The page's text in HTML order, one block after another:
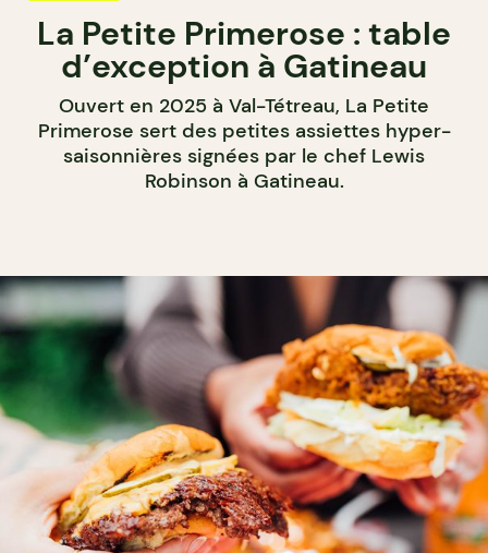
La Petite Primerose : table
d’exception à Gatineau
Ouvert en 2025 à Val-Tétreau, La Petite
Primerose sert des petites assiettes hyper-
saisonnières signées par le chef Lewis
Robinson à Gatineau.